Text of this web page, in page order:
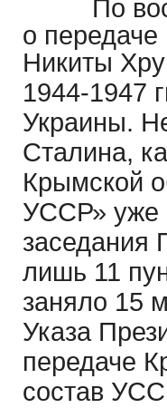
о
Никиты Хру
1944-1947
Украины.
Сталина,
Крымской
УССР» уже
заседания
лишь 11
заняло 15
Указа
передаче
состав